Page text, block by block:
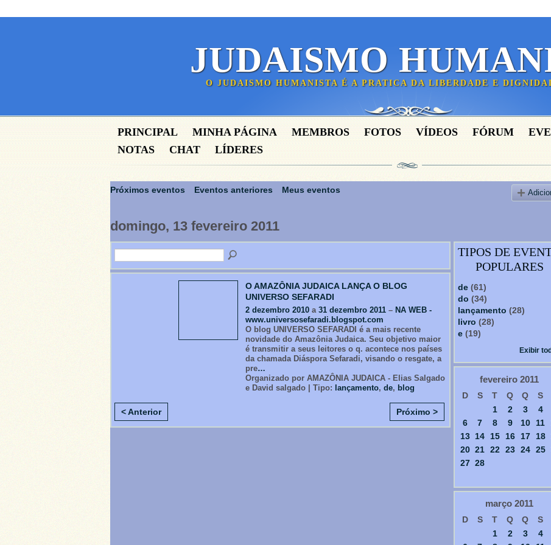
JUDAISMO
O JUDAISMO HUMANISTA É A PRATICA DA LIBERDADE E
PRINCIPAL MINHA PÁGINA MEMBROS FOTOS VÍDEOS FÓRUM
NOTAS
CHAT LÍDERES
Próximos eventos Eventos anteriores Meus eventos
domingo, 13 fevereiro 2011
O AMAZÔNIA JUDAICA LANÇA O BLOG
UNIVERSO SEFARADI
2 dezembro 2010 a 31 dezembro 2011 – NA WEB -
www.universosefaradi.blogspot.com
O blog UNIVERSO SEFARADI é a mais recente
novidade do Amazônia Judaica. Seu objetivo maior
é transmitir a seus leitores o q. acontece nos países
da chamada Diáspora Sefaradi, visando o resgate, a
pre…
Organizado por AMAZÔNIA JUDAICA - Elias Salgado
e David salgado | Tipo: lançamento, de, blog
< Anterior Próximo >
TIPOS DE
POPULARES
de (61)
do (34)
lançamento (28)
livro (28)
e (19)
Exibir
fevereiro 2011
D S T Q Q S
1
2 3 4
6
7 8 9 10 11
13 14 15 16 17 18
20 21 22 23 24 25
27 28
março 2011
D S T Q Q S
1
2 3 4